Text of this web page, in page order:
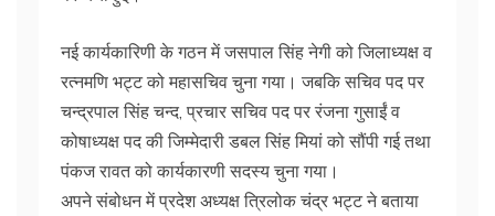
नई कार्यकारिणी के गठन में जसपाल सिंह नेगी को जिलाध्यक्ष व
रत्नमणि भट्ट को महासचिव चुना गया। जबकि सचिव पद पर
चन्द्रपाल सिंह चन्द, प्रचार सचिव पद पर रंजना गुसाईं व
कोषाध्यक्ष पद की जिम्मेदारी डबल सिंह मियां को सौंपी गई तथा
पंकज रावत को कार्यकारणी सदस्य चुना गया।
अपने संबोधन में प्रदेश अध्यक्ष त्रिलोक चंद्र भट्ट ने बताया